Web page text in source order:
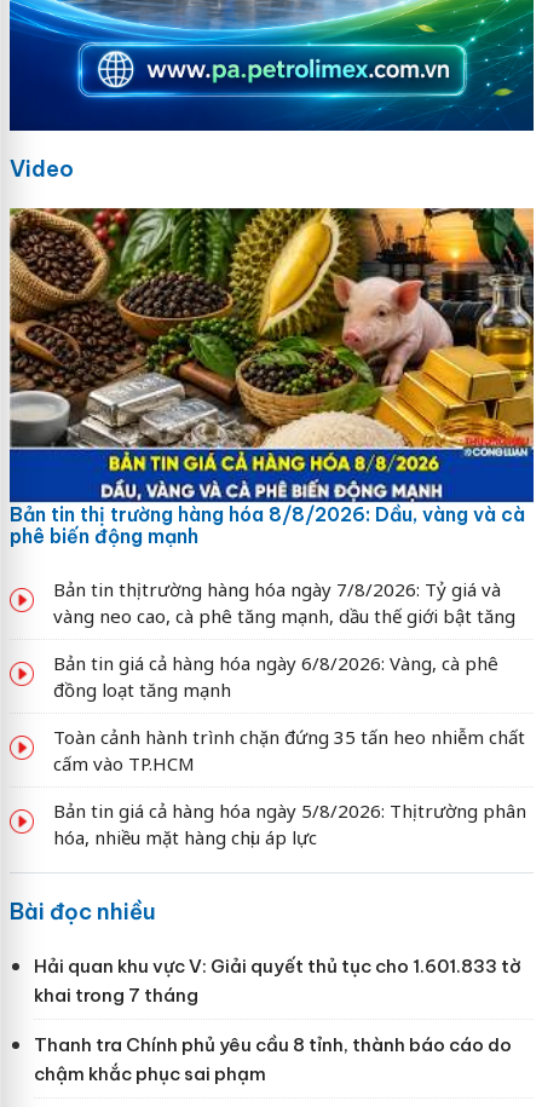
Video
Bản tin thị trường hàng hóa 8/8/2026: Dầu, vàng và cà
phê biến động mạnh
Bản tin thị trường hàng hóa ngày 7/8/2026: Tỷ giá và
vàng neo cao, cà phê tăng mạnh, dầu thế giới bật tăng
Bản tin giá cả hàng hóa ngày 6/8/2026: Vàng, cà phê
đồng loạt tăng mạnh
Toàn cảnh hành trình chặn đứng 35 tấn heo nhiễm chất
cấm vào TP.HCM
Bản tin giá cả hàng hóa ngày 5/8/2026: Thị trường phân
hóa, nhiều mặt hàng chịu áp lực
Bài đọc nhiều
Hải quan khu vực V: Giải quyết thủ tục cho 1.601.833 tờ
khai trong 7 tháng
Thanh tra Chính phủ yêu cầu 8 tỉnh, thành báo cáo do
chậm khắc phục sai phạm